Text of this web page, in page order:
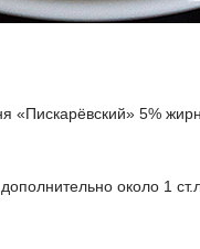
«Пискарёвский» 5%
около 1